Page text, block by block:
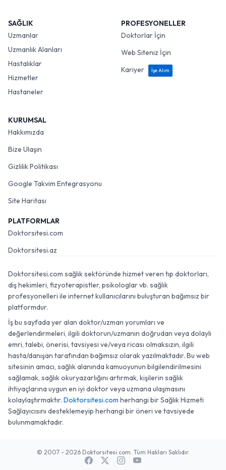
SAĞLIK
Uzmanlar
Uzmanlık Alanları
Hastalıklar
Hizmetler
Hastaneler
PROFESYONELLER
Doktorlar İçin
Web Siteniz İçin
Kariyer
İşe Alım
KURUMSAL
Hakkımızda
Bize Ulaşın
Gizlilik Politikası
Google Takvim Entegrasyonu
Site Haritası
PLATFORMLAR
Doktorsitesi.com
Doktorsitesi.az
Doktorsitesi.com sağlık sektöründe hizmet veren tıp doktorları,
diş hekimleri, fizyoterapistler, psikologlar vb. sağlık
profesyonelleri ile internet kullanıcılarını buluşturan bağımsız bir
platformdur.
İş bu sayfada yer alan doktor/uzman yorumları ve
değerlendirmeleri, ilgili doktorun/uzmanın doğrudan veya dolaylı
emri, talebi, önerisi, tavsiyesi ve/veya ricası olmaksızın, ilgili
hasta/danışan tarafından bağımsız olarak yazılmaktadır. Bu web
sitesinin amacı, sağlık alanında kamuoyunun bilgilendirilmesini
sağlamak, sağlık okuryazarlığını artırmak, kişilerin sağlık
ihtiyaçlarına uygun en iyi doktor veya uzmana ulaşmasını
kolaylaştırmaktır. Doktorsitesi.com herhangi bir Sağlık Hizmeti
Sağlayıcısını desteklemeyip herhangi bir öneri ve tavsiyede
bulunmamaktadır.
© 2007 - 2026 Doktorsitesi.com. Tüm Hakları Saklıdır.